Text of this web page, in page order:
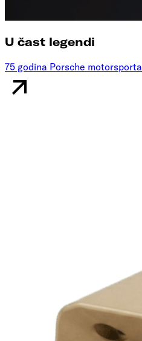
U čast legendi
75 godina Porsche motorsporta